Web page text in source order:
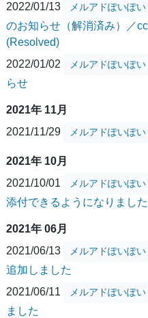
2022/01/13
メルアドぽいぽい
のお知らせ（解消済み）／
(Resolved)
2022/01/02
メルアドぽいぽい
らせ
2021年 11月
2021/11/29
メルアドぽいぽい
2021年 10月
2021/10/01
メルアドぽいぽい
添付できるようになりました
2021年 06月
2021/06/13
メルアドぽいぽい
追加しました
2021/06/11
メルアドぽいぽい
ました